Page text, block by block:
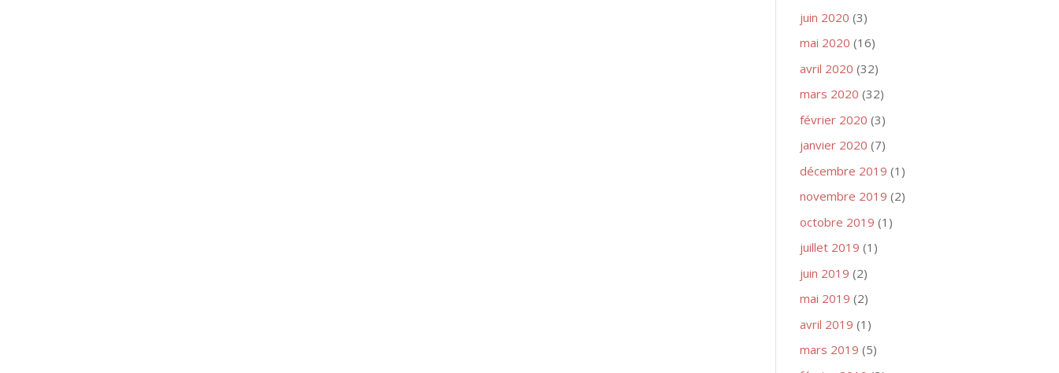
juin 2020 (3)
mai 2020 (16)
avril 2020 (32)
mars 2020 (32)
février 2020 (3)
janvier 2020 (7)
décembre 2019 (1)
novembre 2019 (2)
octobre 2019 (1)
juillet 2019 (1)
juin 2019 (2)
mai 2019 (2)
avril 2019 (1)
mars 2019 (5)